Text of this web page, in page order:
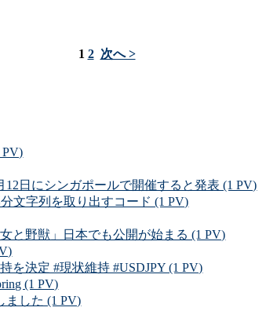
1 2 次へ >
日にシンガポールで開催すると発表 (1 PV)
文字列を取り出すコード (1 PV)
と野獣」日本でも公開が始まる (1 PV)
を決定 #現状維持 #USDJPY (1 PV)
(1 PV)
ました (1 PV)